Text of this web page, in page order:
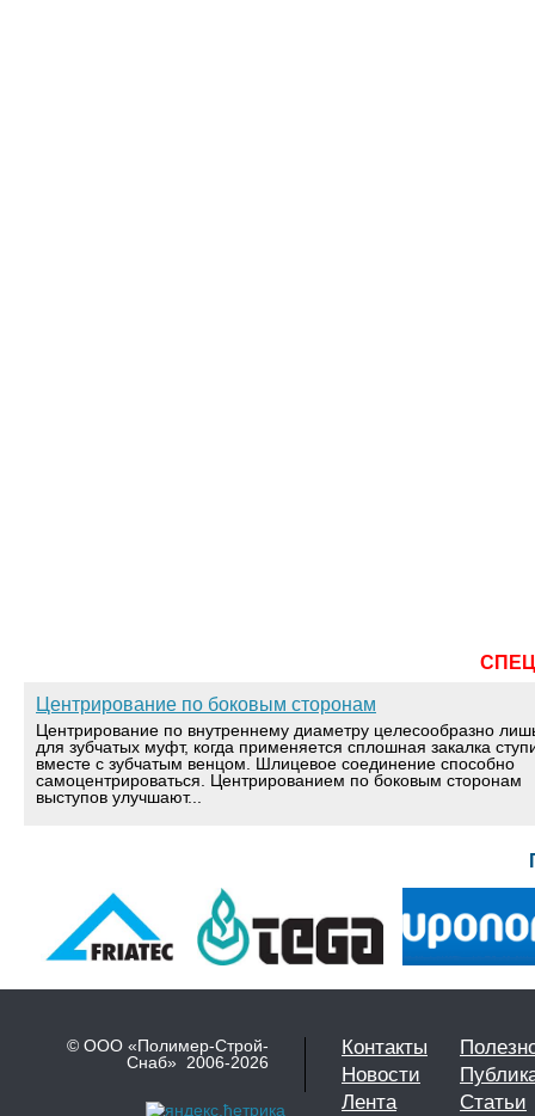
Центрирование по боковым сторонам
Центрирование по внутреннему диаметру целесообразно
для зубчатых муфт, когда применяется сплошная закалка
вместе с зубчатым венцом. Шлицевое соединение способно
самоцентрироваться. Центрированием по боковым сторонам
выступов улучшают...
© ООО «Полимер-Строй-
Снаб» 2006-2026
Контакты
Новости
Лента
Статьи